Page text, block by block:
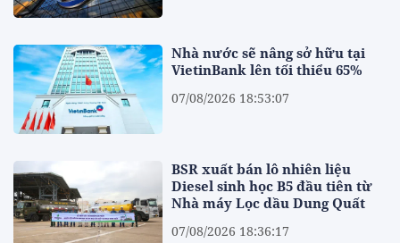
Nhà nước sẽ nâng sở hữu tại
VietinBank lên tối thiểu 65%
07/08/2026 18:53:07
BSR xuất bán lô nhiên liệu
Diesel sinh học B5 đầu tiên từ
Nhà máy Lọc dầu Dung Quất
07/08/2026 18:36:17